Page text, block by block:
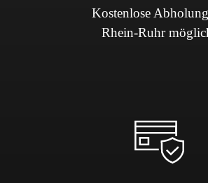
Kostenlose
Rhein-Ruhr